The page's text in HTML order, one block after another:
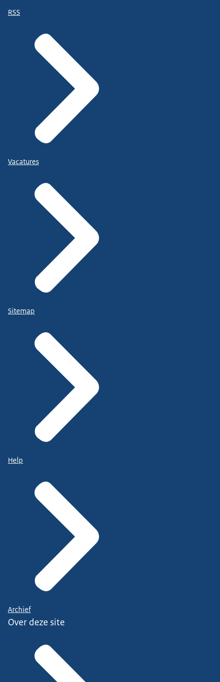
RSS
Vacatures
Sitemap
Help
Archief
Over deze site